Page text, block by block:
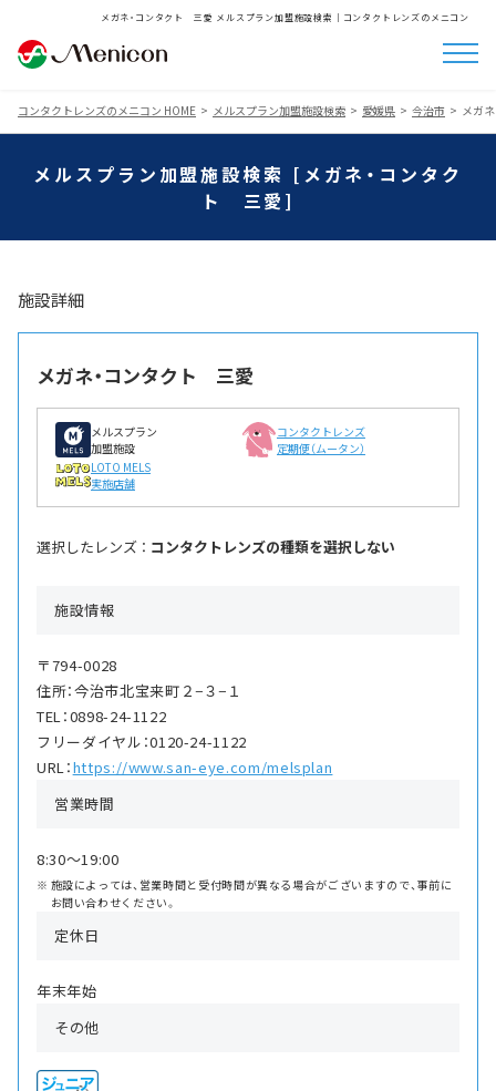
メガネ・コンタクト 三愛 メルスプラン加盟施設検索│コンタクトレンズのメニコン
コンタクトレンズのメニコン HOME メルスプラン加盟施設検索 愛媛県 今治市 メガ
メルスプラン加盟施設検索 [メガネ・コンタク
ト 三愛]
施設詳細
メガネ・コンタクト 三愛
メルスプラン
加盟施設
コンタクトレンズ
定期便（ムータン）
LOTO MELS
実施店舗
選択したレンズ ： コンタクトレンズの種類を選択しない
施設情報
〒794-0028
住所：今治市北宝来町２−３−１
TEL：0898-24-1122
フリーダイヤル：0120-24-1122
URL：https://www.san-eye.com/melsplan
営業時間
8:30〜19:00
施設によっては、営業時間と受付時間が異なる場合がございますので、事前に
お問い合わせください。
定休日
年末年始
その他